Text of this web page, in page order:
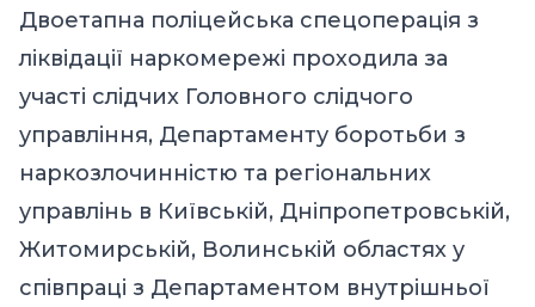
Двоетапна поліцейська спецоперація з
ліквідації наркомережі проходила за
участі слідчих Головного слідчого
управління, Департаменту боротьби з
наркозлочинністю та регіональних
управлінь в Київській, Дніпропетровській,
Житомирській, Волинській областях у
співпраці з Департаментом внутрішньої